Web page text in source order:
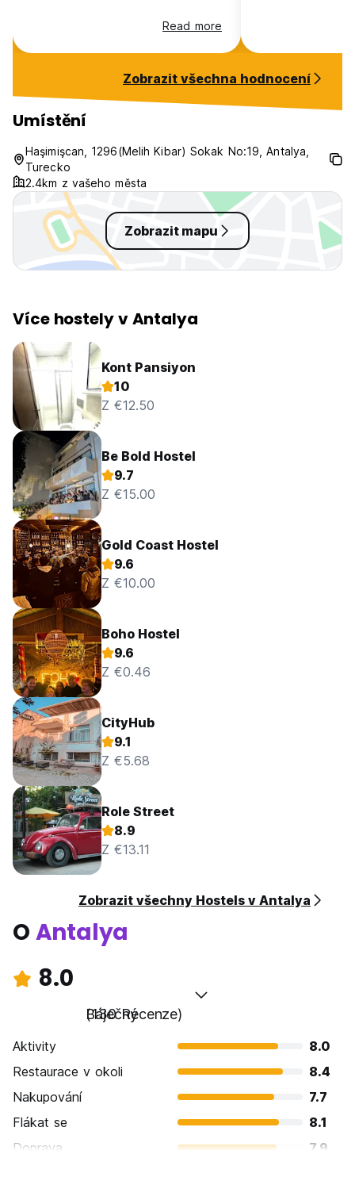
Read more
Zobrazit všechna hodnocení
Umístění
Haşimişcan, 1296(Melih Kibar) Sokak No:19, Antalya,
Turecko
2.4km z vašeho města
Zobrazit mapu
Více hostely v Antalya
Kont Pansiyon
10
Z €12.50
Be Bold Hostel
9.7
Z €15.00
Gold Coast Hostel
9.6
Z €10.00
Boho Hostel
9.6
Z €0.46
CityHub
9.1
Z €5.68
Role Street
8.9
Z €13.11
Zobrazit všechny Hostels v Antalya
O Antalya
8.0
Báječný
(130 Recenze)
Aktivity
8.0
Restaurace v okoli
8.4
Nakupování
7.7
Flákat se
8.1
Doprava
7.9